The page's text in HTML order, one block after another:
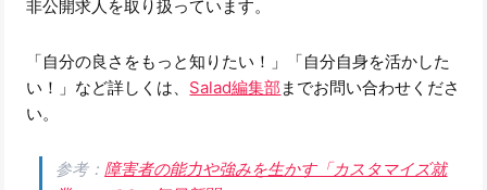
非公開求人を取り扱っています。
「自分の良さをもっと知りたい！」「自分自身を活かした
い！」など詳しくは、 Salad編集部 までお問い合わせくださ
い。
参考：障害者の能力や強みを生かす「カスタマイズ就